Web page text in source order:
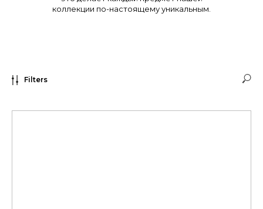
коллекции по-настоящему уникальным.
Filters